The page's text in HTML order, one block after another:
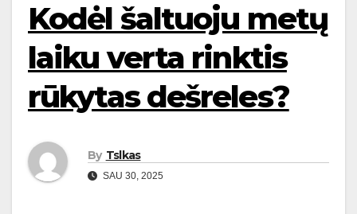
Kodėl šaltuoju metų
laiku verta rinktis
rūkytas dešreles?
By Tslkas
SAU 30, 2025